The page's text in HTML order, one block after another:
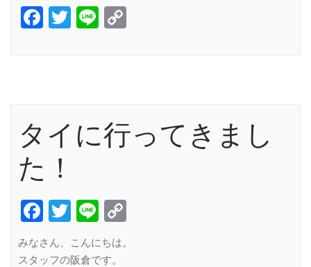
Facebook
Twitter
Line
タイに行ってきまし
た！
Facebook
Twitter
Line
みなさん、こんにちは。
スタッフの阪倉です。